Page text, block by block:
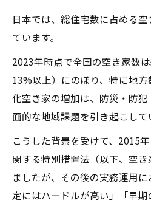
日本では、総住宅数に占める
ています。
2023年時点で全国の空き家数
13%以上）にのぼり、特に地
化空き家の増加は、防災・防
面的な地域課題を引き起こして
こうした背景を受けて、2015
関する特別措置法（以下、空
ましたが、その後の実務運用
定にはハードルが高い」「早